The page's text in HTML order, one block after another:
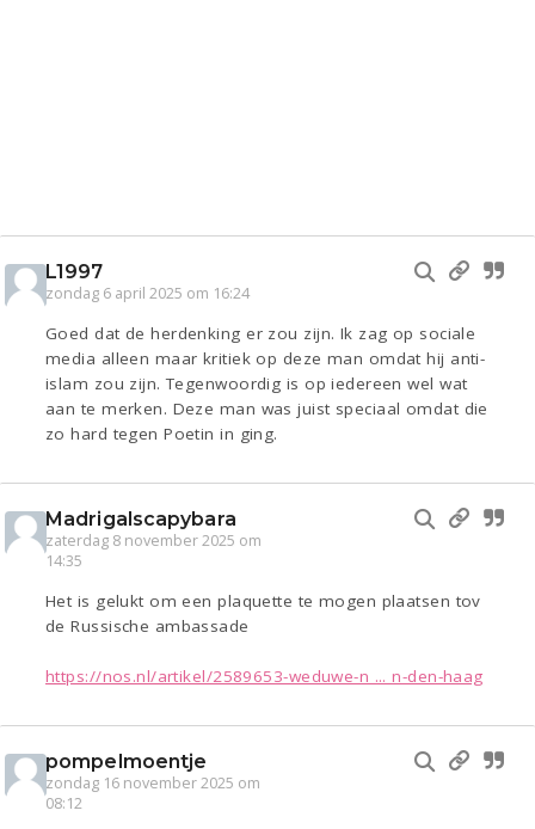
L1997
zondag 6 april 2025 om 16:24
Goed dat de herdenking er zou zijn. Ik zag op sociale
media alleen maar kritiek op deze man omdat hij anti-
islam zou zijn. Tegenwoordig is op iedereen wel wat
aan te merken. Deze man was juist speciaal omdat die
zo hard tegen Poetin in ging.
Madrigalscapybara
zaterdag 8 november 2025 om
14:35
Het is gelukt om een plaquette te mogen plaatsen tov
de Russische ambassade
https://nos.nl/artikel/2589653-weduwe-n ... n-den-haag
pompelmoentje
zondag 16 november 2025 om
08:12